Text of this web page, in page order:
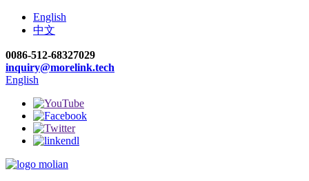
English
中文
0086-512-68327029
inquiry@morelink.tech
English